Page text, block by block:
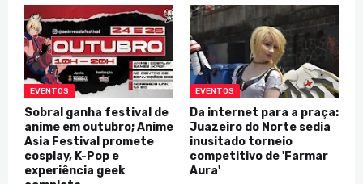
EVENTOS
Sobral ganha festival de
anime em outubro; Anime
Asia Festival promete
cosplay, K-Pop e
experiência geek
EVENTOS
Da internet para a praça:
Juazeiro do Norte sedia
inusitado torneio
competitivo de 'Farmar
Aura'